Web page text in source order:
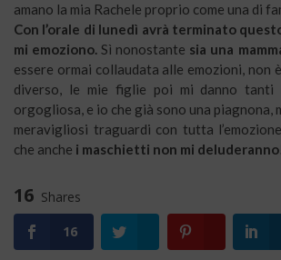
amano la mia Rachele proprio come una di
Con l’orale di lunedì avrà terminato
mi emoziono. Sì nonostante sia una
essere ormai collaudata alle emozioni, non
diverso, le mie figlie poi mi danno tanti
orgogliosa, e io che già sono una
meravigliosi traguardi con tutta
che anche i maschietti non mi
16 Shares
16